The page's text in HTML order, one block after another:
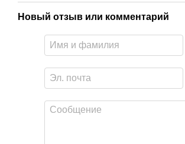
Новый отзыв или комментарий